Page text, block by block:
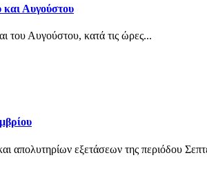
και Αυγούστου
του Αυγούστου, κατά τις ώρες...
απολυτηρίων εξετάσεων της περιόδου